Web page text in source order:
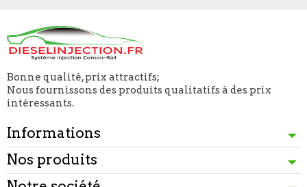
Bonne qualité, prix attractifs;
Nous fournissons des produits qualitatifs à des prix
intéressants.
Informations
Nos produits